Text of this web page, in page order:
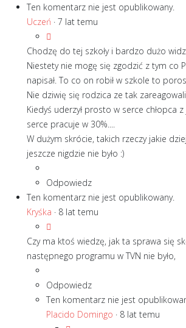
Ten komentarz nie jest opublikowany.
Uczeń · 7 lat temu
Chodzę do tej szkoły i bardzo dużo
Niestety nie mogę się zgodzić z tym co
napisał. To co on robił w szkole to
Nie dziwię się rodzica ze tak
Kiedyś uderzył prosto w serce chłopca z
serce pracuje w 30%....
W dużym skrócie, takich rzeczy jakie
jeszcze nigdzie nie było :)
Odpowiedz
Ten komentarz nie jest opublikowany.
Kryśka · 8 lat temu
Czy ma ktoś wiedzę, jak ta sprawa się
następnego programu w TVN nie było,
Odpowiedz
Ten komentarz nie jest
Placido Domingo · 8 lat temu